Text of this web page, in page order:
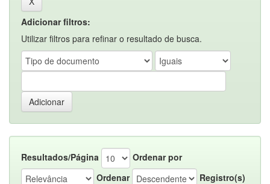
Adicionar filtros:
Utilizar filtros para refinar o resultado de busca.
Resultados/Página
Ordenar por
Ordenar
Registro(s)